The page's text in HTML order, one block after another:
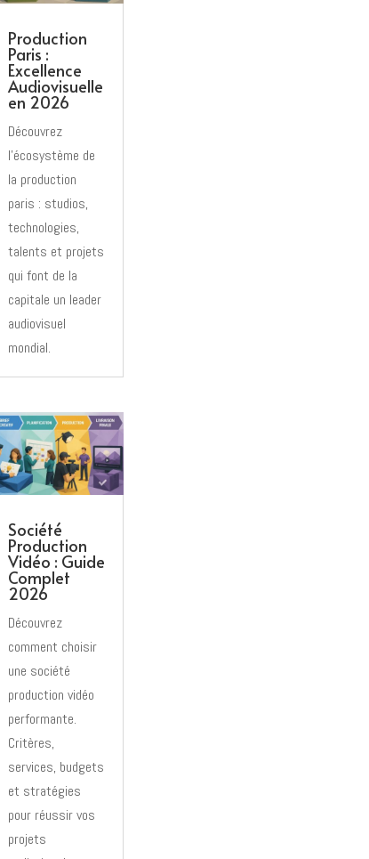
Production
Paris :
Excellence
Audiovisuelle
en 2026
Découvrez
l’écosystème de
la production
paris : studios,
technologies,
talents et projets
qui font de la
capitale un leader
audiovisuel
mondial.
Société
Production
Vidéo : Guide
Complet
2026
Découvrez
comment choisir
une société
production vidéo
performante.
Critères,
services, budgets
et stratégies
pour réussir vos
projets